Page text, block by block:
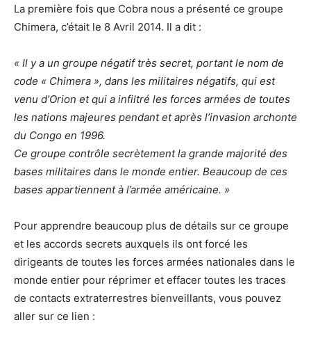
La première fois que Cobra nous a présenté ce groupe
Chimera, c’était le 8 Avril 2014. Il a dit :
« Il y a un groupe négatif très secret, portant le nom de
code « Chimera », dans les militaires négatifs, qui est
venu d’Orion et qui a infiltré les forces armées de toutes
les nations majeures pendant et après l’invasion archonte
du Congo en 1996.
Ce groupe contrôle secrètement la grande majorité des
bases militaires dans le monde entier. Beaucoup de ces
bases appartiennent à l’armée américaine. »
Pour apprendre beaucoup plus de détails sur ce groupe
et les accords secrets auxquels ils ont forcé les
dirigeants de toutes les forces armées nationales dans le
monde entier pour réprimer et effacer toutes les traces
de contacts extraterrestres bienveillants, vous pouvez
aller sur ce lien :